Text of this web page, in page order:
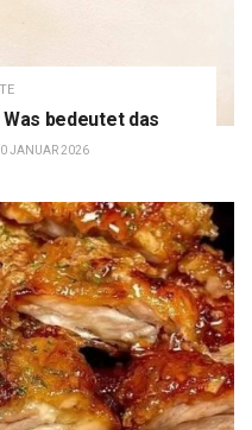
bedeutet das
JANUAR 2026